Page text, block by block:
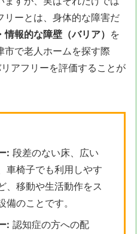
リーとは、身体的な障害だ
報的な障壁（バリア） を
市で老人ホームを探す際
アフリーを評価することが
: 段差のない床、広い
車椅子でも利用しやす
、移動や生活動作をス
備のことです。
: 認知症の方への配